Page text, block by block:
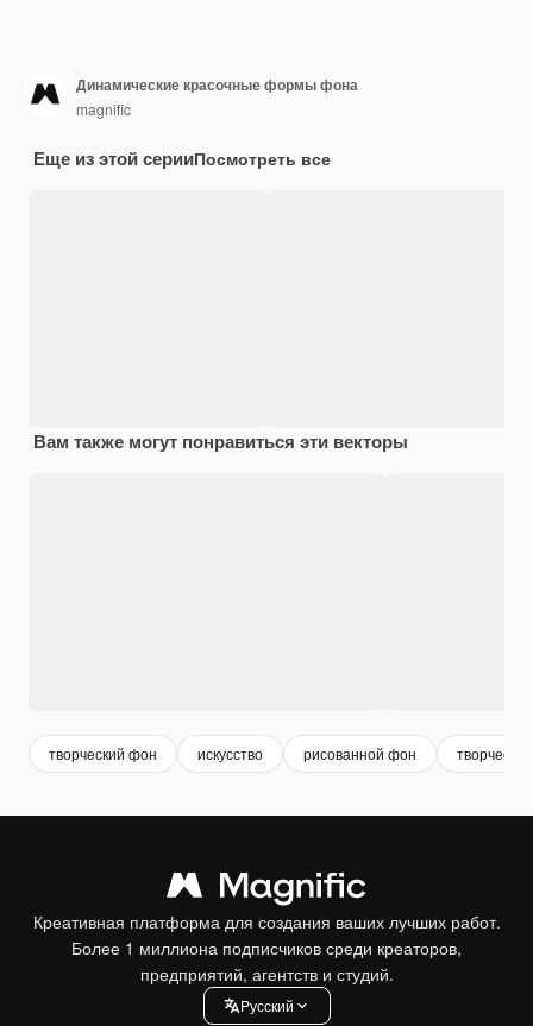
Динамические красочные формы фона
magnific
Еще из этой серииПосмотреть все
Вам также могут понравиться эти векторы
творческий фон искусство рисованной фон творческий
Креативная платформа для создания ваших лучших работ.
Более 1 миллиона подписчиков среди креаторов,
предприятий, агентств и студий.
Pусский